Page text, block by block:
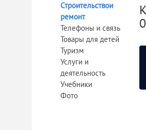
Строительствои
ремонт
Телефоны и связь
Товары для детей
Туризм
Услуги и
деятельность
Учебники
Фото